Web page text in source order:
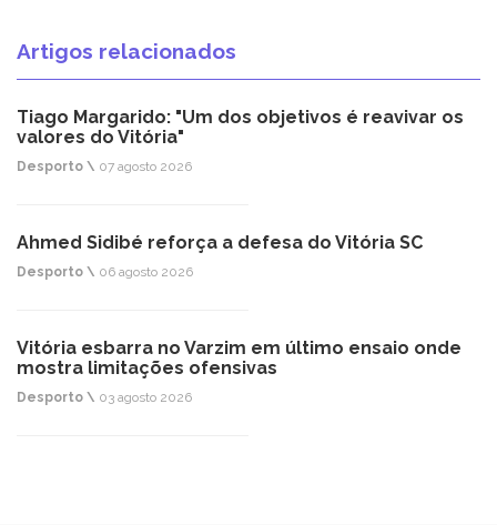
Artigos relacionados
Tiago Margarido: "Um dos objetivos é reavivar os
valores do Vitória"
Desporto \ 07 agosto 2026
Ahmed Sidibé reforça a defesa do Vitória SC
Desporto \ 06 agosto 2026
Vitória esbarra no Varzim em último ensaio onde
mostra limitações ofensivas
Desporto \ 03 agosto 2026